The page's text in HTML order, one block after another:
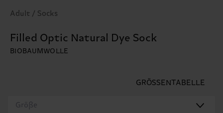
Adult / Socks
Filled Optic Natural Dye Sock
BIOBAUMWOLLE
GRÖSSENTABELLE
Größe